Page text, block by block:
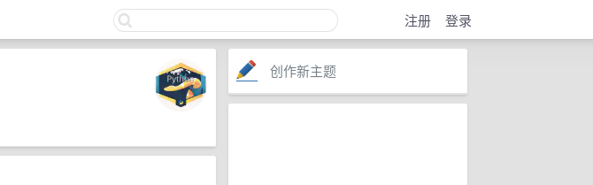
注册 登录
创作新主题